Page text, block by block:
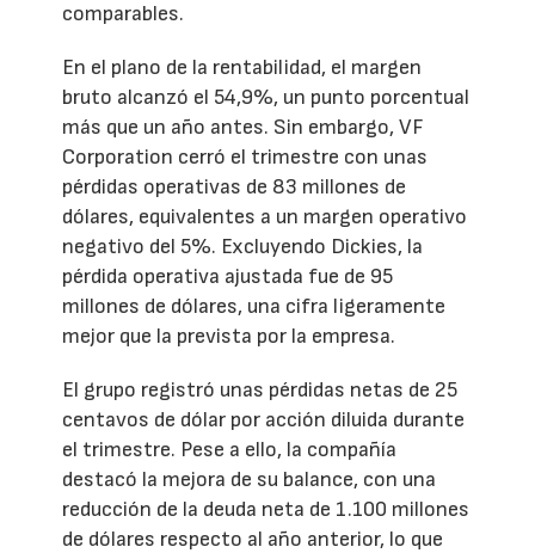
comparables.
En el plano de la rentabilidad, el margen
bruto alcanzó el 54,9%, un punto porcentual
más que un año antes. Sin embargo, VF
Corporation cerró el trimestre con unas
pérdidas operativas de 83 millones de
dólares, equivalentes a un margen operativo
negativo del 5%. Excluyendo Dickies, la
pérdida operativa ajustada fue de 95
millones de dólares, una cifra ligeramente
mejor que la prevista por la empresa.
El grupo registró unas pérdidas netas de 25
centavos de dólar por acción diluida durante
el trimestre. Pese a ello, la compañía
destacó la mejora de su balance, con una
reducción de la deuda neta de 1.100 millones
de dólares respecto al año anterior, lo que